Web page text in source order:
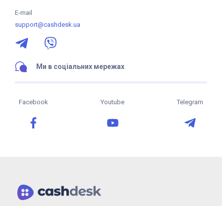
E-mail
support@cashdesk.ua
Ми в соціальних мережах
Facebook Youtube Telegram